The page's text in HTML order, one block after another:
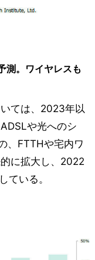
測。ワイヤレスも
ては、2023年以
や光へのシ
、FTTHや宅内ワ
に拡大し、2022
ている。